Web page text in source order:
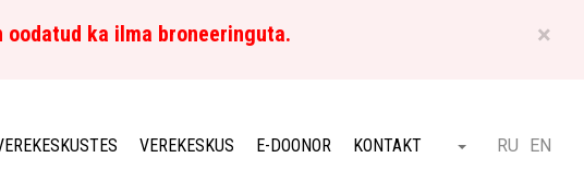
×
ka ilma broneeringuta.
VEREKESKUS E-DOONOR KONTAKT Otsi ET
RU EN